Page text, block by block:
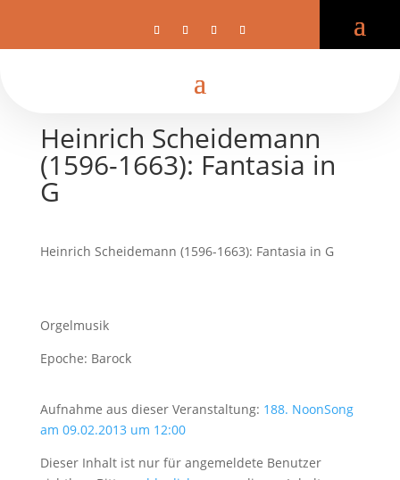
Heinrich Scheidemann
(1596-1663): Fantasia in
G
Heinrich Scheidemann (1596-1663): Fantasia in G
Orgelmusik
Epoche: Barock
Aufnahme aus dieser Veranstaltung: 188. NoonSong
am 09.02.2013 um 12:00
Dieser Inhalt ist nur für angemeldete Benutzer